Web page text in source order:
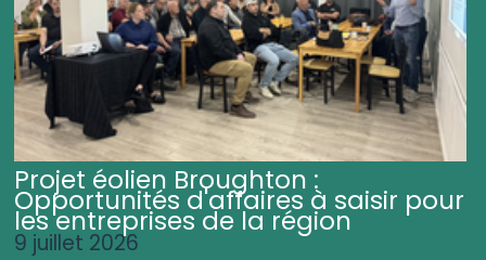
Projet éolien Broughton :
Opportunités d'affaires à saisir pour
les entreprises de la région
9 juillet 2026